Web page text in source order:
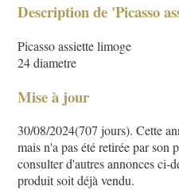
Description de 'Picasso
Picasso assiette limoge
24 diametre
Mise à jour
30/08/2024(707 jours). Cette
mais n'a pas été retirée par son
consulter d'autres annonces ci-
produit soit déjà vendu.